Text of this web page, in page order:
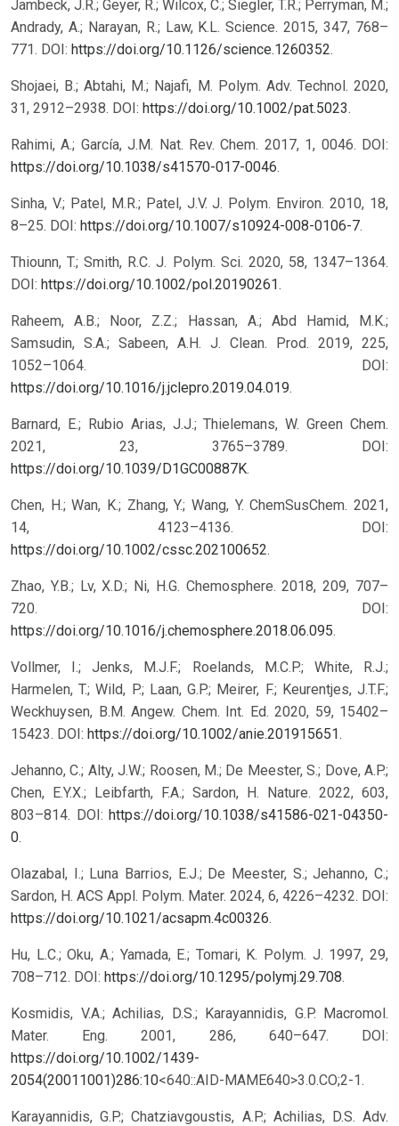
Jambeck, J.R.; Geyer, R.; Wilcox, C.; Siegler, T.R.; Perryman, M.;
Andrady, A.; Narayan, R.; Law, K.L. Science. 2015, 347, 768–
771. DOI: https://doi.org/10.1126/science.1260352.
Shojaei, B.; Abtahi, M.; Najafi, M. Polym. Adv. Technol. 2020,
31, 2912–2938. DOI: https://doi.org/10.1002/pat.5023.
Rahimi, A.; García, J.M. Nat. Rev. Chem. 2017, 1, 0046. DOI:
https://doi.org/10.1038/s41570-017-0046.
Sinha, V.; Patel, M.R.; Patel, J.V. J. Polym. Environ. 2010, 18,
8–25. DOI: https://doi.org/10.1007/s10924-008-0106-7.
Thiounn, T.; Smith, R.C. J. Polym. Sci. 2020, 58, 1347–1364.
DOI: https://doi.org/10.1002/pol.20190261.
Raheem, A.B.; Noor, Z.Z.; Hassan, A.; Abd Hamid, M.K.;
Samsudin, S.A.; Sabeen, A.H. J. Clean. Prod. 2019, 225,
1052–1064. DOI:
https://doi.org/10.1016/j.jclepro.2019.04.019.
Barnard, E.; Rubio Arias, J.J.; Thielemans, W. Green Chem.
2021, 23, 3765–3789. DOI:
https://doi.org/10.1039/D1GC00887K.
Chen, H.; Wan, K.; Zhang, Y.; Wang, Y. ChemSusChem. 2021,
14, 4123–4136. DOI:
https://doi.org/10.1002/cssc.202100652.
Zhao, Y.B.; Lv, X.D.; Ni, H.G. Chemosphere. 2018, 209, 707–
720. DOI:
https://doi.org/10.1016/j.chemosphere.2018.06.095.
Vollmer, I.; Jenks, M.J.F.; Roelands, M.C.P.; White, R.J.;
Harmelen, T.; Wild, P.; Laan, G.P.; Meirer, F.; Keurentjes, J.T.F.;
Weckhuysen, B.M. Angew. Chem. Int. Ed. 2020, 59, 15402–
15423. DOI: https://doi.org/10.1002/anie.201915651.
Jehanno, C.; Alty, J.W.; Roosen, M.; De Meester, S.; Dove, A.P.;
Chen, E.Y.X.; Leibfarth, F.A.; Sardon, H. Nature. 2022, 603,
803–814. DOI: https://doi.org/10.1038/s41586-021-04350-
0.
Olazabal, I.; Luna Barrios, E.J.; De Meester, S.; Jehanno, C.;
Sardon, H. ACS Appl. Polym. Mater. 2024, 6, 4226–4232. DOI:
https://doi.org/10.1021/acsapm.4c00326.
Hu, L.C.; Oku, A.; Yamada, E.; Tomari, K. Polym. J. 1997, 29,
708–712. DOI: https://doi.org/10.1295/polymj.29.708.
Kosmidis, V.A.; Achilias, D.S.; Karayannidis, G.P. Macromol.
Mater. Eng. 2001, 286, 640–647. DOI:
https://doi.org/10.1002/1439-
2054(20011001)286:10<640::AID-MAME640>3.0.CO;2-1.
Karayannidis, G.P.; Chatziavgoustis, A.P.; Achilias, D.S. Adv.